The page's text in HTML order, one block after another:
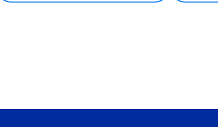
認知度